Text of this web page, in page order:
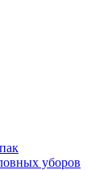
уборов